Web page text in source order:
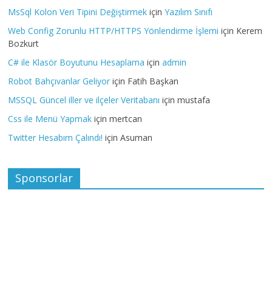
MsSql Kolon Veri Tipini Değiştirmek içinYazılım Sınıfı
Web Config Zorunlu HTTP/HTTPS Yönlendirme İşlemi için Kerem
Bozkurt
C# ile Klasör Boyutunu Hesaplama içinadmin
Robot Bahçıvanlar Geliyor için Fatih Başkan
MSSQL Güncel iller ve ilçeler Veritabanı içinmustafa
Css ile Menü Yapmak içinmertcan
Twitter Hesabım Çalındı! içinAsuman
Sponsorlar